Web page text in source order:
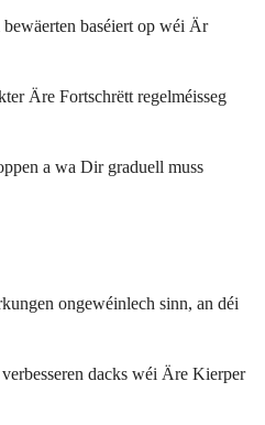
baséiert op wéi Är
Äre Fortschrëtt regelméisseg
a wa Dir graduell muss
ongewéinlech sinn, an déi
dacks wéi Äre Kierper